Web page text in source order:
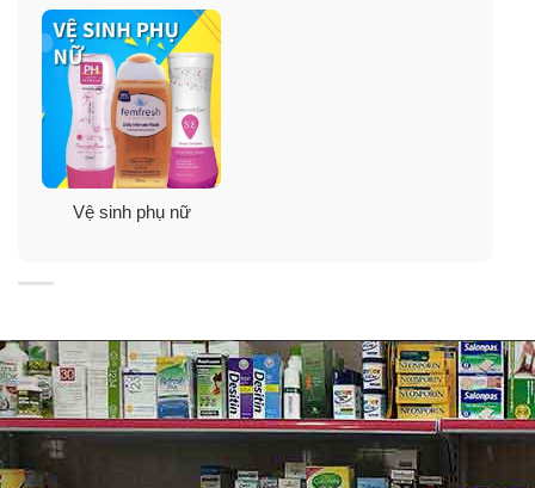
Vệ sinh phụ nữ